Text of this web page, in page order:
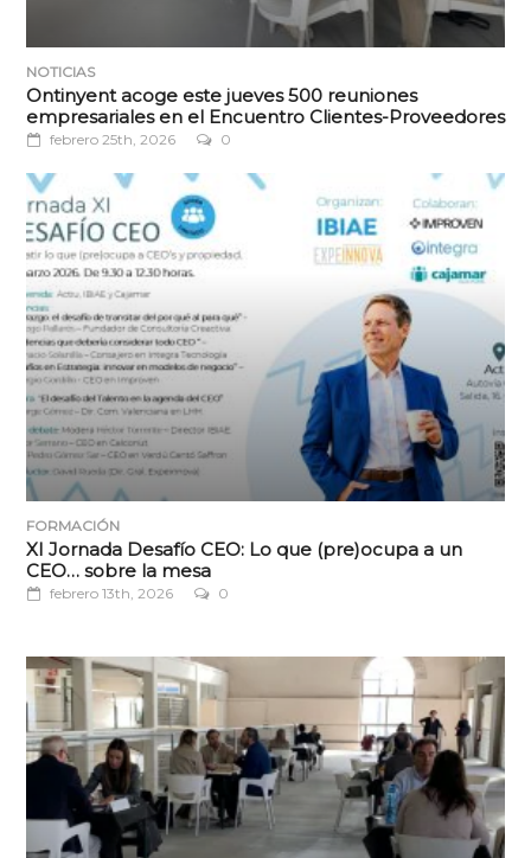
NOTICIAS
Ontinyent acoge este jueves 500 reuniones
empresariales en el Encuentro Clientes-Proveedores
febrero 25th, 2026 0
FORMACIÓN
XI Jornada Desafío CEO: Lo que (pre)ocupa a un
CEO… sobre la mesa
febrero 13th, 2026 0